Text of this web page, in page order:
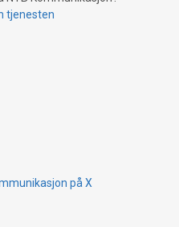
tjenesten
på X